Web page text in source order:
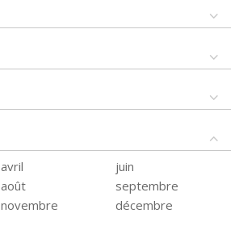
avril
juin
août
septembre
novembre décembre